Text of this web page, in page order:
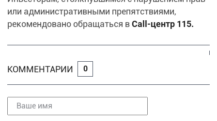
или административными препятствиями,
рекомендовано обращаться вCall-центр 115.
КОММЕНТАРИИ 0